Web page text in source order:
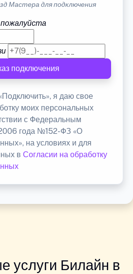
Мастера для подключения
подключения
я даю свое
моих персональных
с Федеральным
года №152-ФЗ «О
на условиях и для
в Согласии на обработку
услуги Билайн в